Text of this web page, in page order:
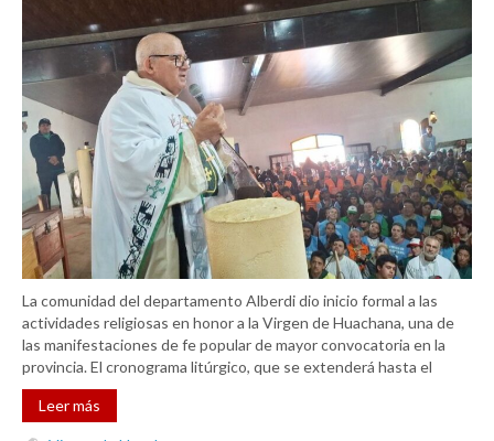
La comunidad del departamento Alberdi dio inicio formal a las
actividades religiosas en honor a la Virgen de Huachana, una de
las manifestaciones de fe popular de mayor convocatoria en la
provincia. El cronograma litúrgico, que se extenderá hasta el
Leer más